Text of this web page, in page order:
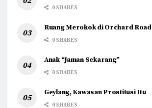
0 SHARES
Ruang Merokok di Orchard Road
0 SHARES
Anak “Jaman Sekarang”
0 SHARES
Geylang, Kawasan Prostitusi Itu
0 SHARES